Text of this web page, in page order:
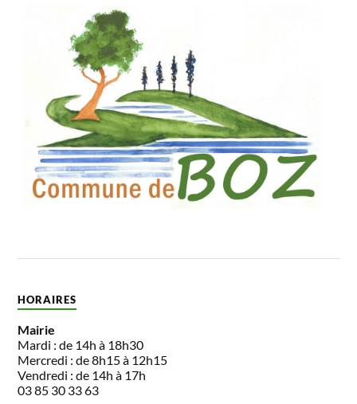
HORAIRES
Mairie
Mardi : de 14h à 18h30
Mercredi : de 8h15 à 12h15
Vendredi : de 14h à 17h
03 85 30 33 63